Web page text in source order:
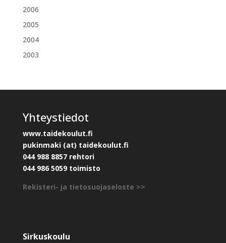
2006
2005
2004
2003
Yhteystiedot
www.taidekoulut.fi
pukinmaki (at) taidekoulut.fi
044 988 8857 rehtori
044 986 5059 toimisto
Rekisteri- ja tietosuojaseloste >>
Sirkuskoulu